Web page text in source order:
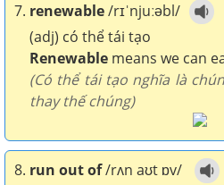
7. renewable/rɪˈnjuːəbl/
(adj) có thể tái tạo
Renewable means we can
(Có thể tái tạo nghĩa là
thay thế chúng)
8. run out of/rʌn aʊt ɒv/